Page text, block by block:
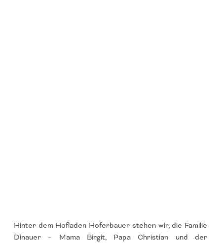
Hinter dem Hofladen Hoferbauer stehen wir, die Familie
Dinauer – Mama Birgit, Papa Christian und der